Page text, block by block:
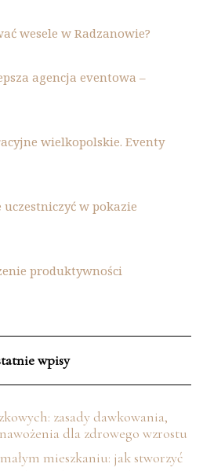
wesele w Radzanowie?
agencja eventowa –
wielkopolskie. Eventy
w pokazie
produktywności
wpisy
zasady dawkowania,
dla zdrowego wzrostu
mieszkaniu: jak stworzyć